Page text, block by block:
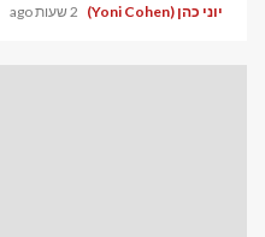
יוני כהן (Yoni Cohen) 2 שעות ago